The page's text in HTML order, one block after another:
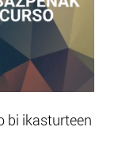
bi ikasturteen